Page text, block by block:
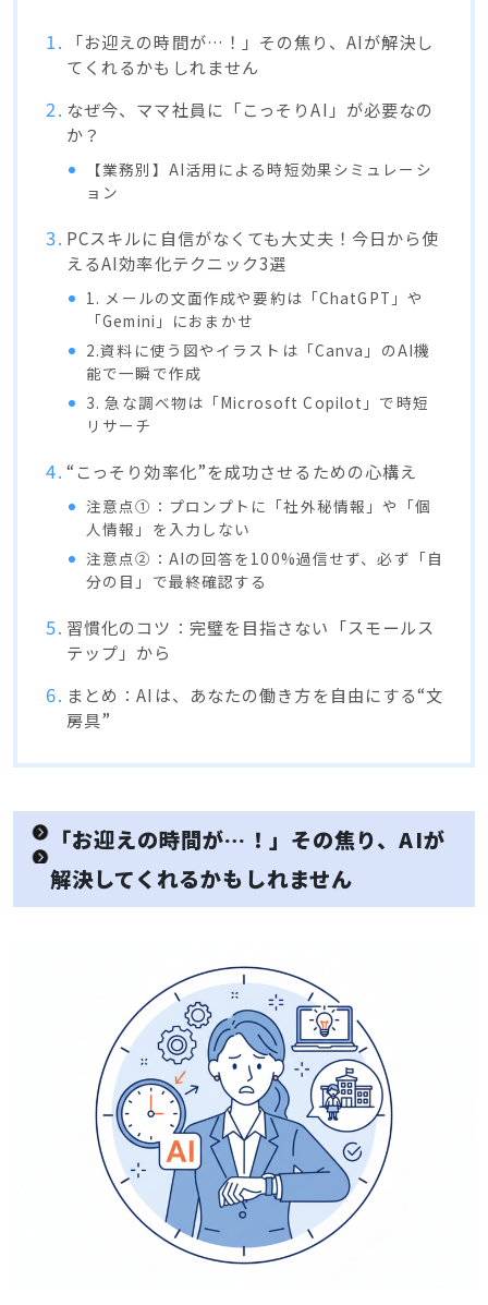
「お迎えの時間が…！」その焦り、AIが解決し
てくれるかもしれません
なぜ今、ママ社員に「こっそりAI」が必要なの
か？
【業務別】AI活用による時短効果シミュレーシ
ョン
PCスキルに自信がなくても大丈夫！今日から使
えるAI効率化テクニック3選
1. メールの文面作成や要約は「ChatGPT」や
「Gemini」におまかせ
2.資料に使う図やイラストは「Canva」のAI機
能で一瞬で作成
3. 急な調べ物は「Microsoft Copilot」で時短
リサーチ
“こっそり効率化”を成功させるための心構え
注意点①：プロンプトに「社外秘情報」や「個
人情報」を入力しない
注意点②：AIの回答を100%過信せず、必ず「自
分の目」で最終確認する
習慣化のコツ：完璧を目指さない「スモールス
テップ」から
まとめ：AIは、あなたの働き方を自由にする“文
房具”
「お迎えの時間が…！」その焦り、AIが
解決してくれるかもしれません